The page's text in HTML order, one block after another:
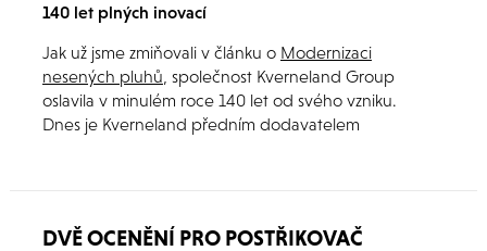
140 let plných inovací
Jak už jsme zmiňovali v článku o Modernizaci
nesených pluhů , společnost Kverneland Group
oslavila v minulém roce 140 let od svého vzniku.
Dnes je Kverneland předním dodavatelem
DVĚ OCENĚNÍ PRO POSTŘIKOVAČ